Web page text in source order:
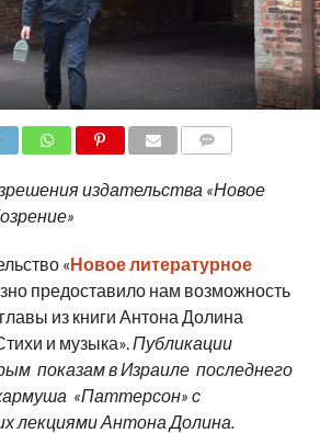
издательства «Новое
«Новое литературное
предоставило нам возможность
из книги Антона Долина
и музыка».Публикации
показам в Израиле последнего
«Паттерсон» с
лекциями Антона Долина.